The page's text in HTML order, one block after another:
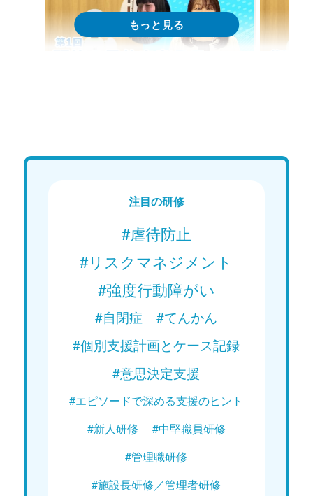
注目の研修
#虐待防止
#リスクマネジメント
#強度行動障がい
#自閉症
#てんかん
#個別支援計画とケース記録
#意思決定支援
#エピソードで深める支援のヒント
#新人研修
#中堅職員研修
#管理職研修
#施設長研修／管理者研修